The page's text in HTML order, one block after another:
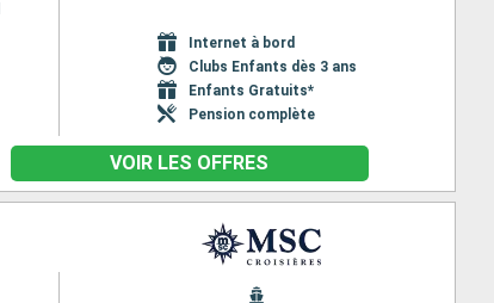
Internet à bord
Clubs Enfants dès 3 ans
Enfants Gratuits*
Pension complète
VOIR LES OFFRES